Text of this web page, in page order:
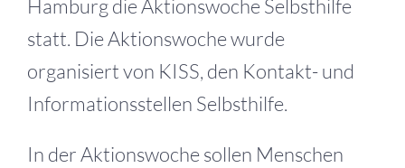
Hamburg die Aktionswoche Selbsthilfe
statt. Die Aktionswoche wurde
organisiert von KISS, den Kontakt- und
Informationsstellen Selbsthilfe.
In der Aktionswoche sollen Menschen